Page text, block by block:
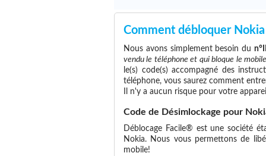
Comment débloquer
Nous avons simplement besoin du
vendu le téléphone et qui bloque le mobile
le(s) code(s) accompagné des
téléphone, vous saurez comment
Il n'y a aucun risque pour votre
Code de Désimlockage pour
Déblocage Facile® est une société
Nokia. Nous vous permettons de
mobile!